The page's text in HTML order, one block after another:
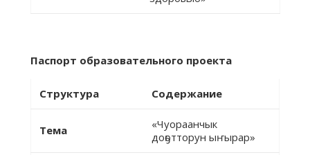
Паспорт образовательного проекта
Структура Содержание
Тема
«Чуораанчык
доҕотторун ыҥырар»